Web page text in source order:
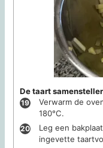
De taart
Verwarm de
180°C.
Leg een
ingevette